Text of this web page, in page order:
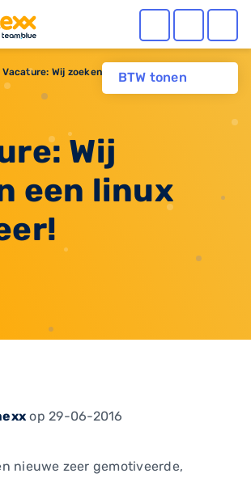
BTW tonen
Vacature: Wij zoeken een linux engineer!
Wij
een linux
op 29-06-2016
nieuwe zeer gemotiveerde,